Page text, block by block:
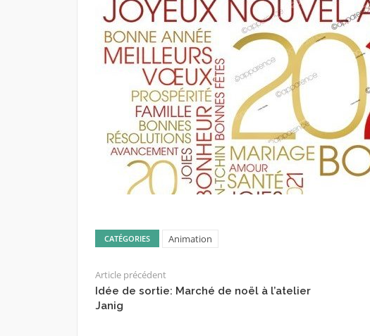
CATÉGORIES Animation
Article précédent
Idée de sortie: Marché de noël à l’atelier
Janig